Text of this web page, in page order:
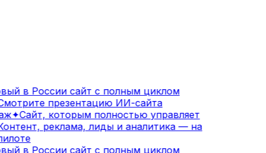
в России сайт с полным циклом
презентацию ИИ-сайта
✦Сайт, которым полностью управляет
реклама, лиды и аналитика — на
в России сайт с полным циклом